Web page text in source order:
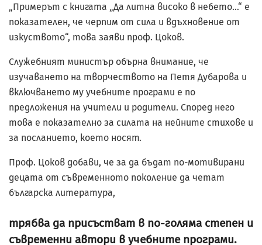
„Примерът с книгата „Да литна високо в небето…“ е
показателен, че черпим от сила и вдъхновение от
изкуството“, това заяви проф. Цоков.
Служебният министър обърна внимание, че
изучаването на творчеството на Петя Дубарова и
включването му учебните програми е по
предложения на учители и родители. Според него
това е показателно за силата на нейните стихове и
за посланието, което носят.
Проф. Цоков добави, че за да бъдат по-мотивирани
децата от съвременното поколение да четат
българска литература,
трябва да присъстват в по-голяма степен и
съвременни автори в учебните програми.